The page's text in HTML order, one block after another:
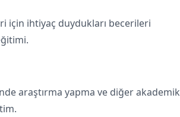
için ihtiyaç duydukları becerileri
araştırma yapma ve diğer akademik